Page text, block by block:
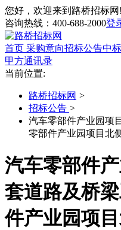
您好，欢迎来到路桥招标网!
咨询热线： 400-688-2000登
首页 采购意向招标公告中
甲方通讯录
当前位置:
路桥招标网 >
招标公告 >
汽车零部件产业园项
零部件产业园项目北
汽车零部件
套道路及桥
件产业园项